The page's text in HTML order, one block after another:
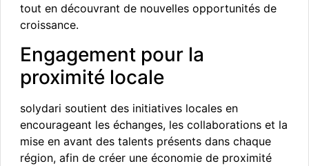
tout en découvrant de nouvelles opportunités de
croissance.
Engagement pour la
proximité locale
solydari soutient des initiatives locales en
encourageant les échanges, les collaborations et la
mise en avant des talents présents dans chaque
région, afin de créer une économie de proximité